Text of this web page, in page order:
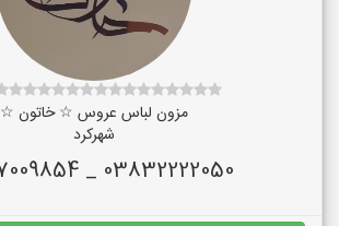
مزون لباس عروس ☆ خاتون ☆
شهرکرد
03832222050 _ 09027009854